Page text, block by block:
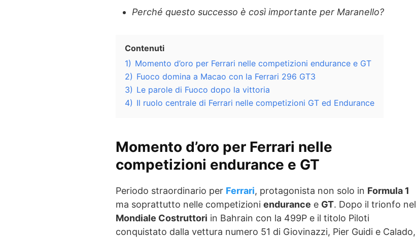
Perché questo successo è così importante per Maranello?
Contenuti
1) Momento d’oro per Ferrari nelle competizioni endurance e GT
2) Fuoco domina a Macao con la Ferrari 296 GT3
3) Le parole di Fuoco dopo la vittoria
4) Il ruolo centrale di Ferrari nelle competizioni GT ed Endurance
Momento d’oro per Ferrari nelle
competizioni endurance e GT
Periodo straordinario per Ferrari, protagonista non solo in Formula 1
ma soprattutto nelle competizioni endurance e GT. Dopo il trionfo nel
Mondiale Costruttori in Bahrain con la 499P e il titolo Piloti
conquistato dalla vettura numero 51 di Giovinazzi, Pier Guidi e Calado,